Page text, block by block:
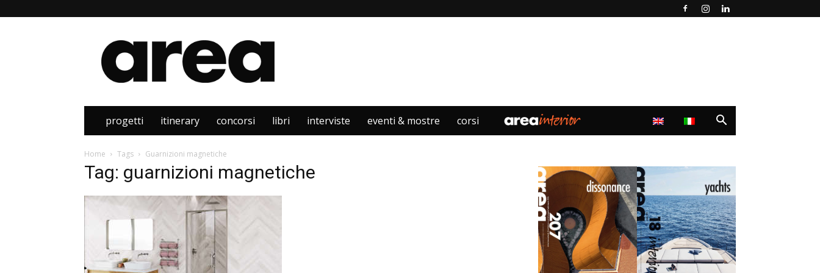
Area
progetti itinerary concorsi libri interviste eventi & mostre corsi
Home Tags Guarnizioni magnetiche
Tag: guarnizioni magnetiche